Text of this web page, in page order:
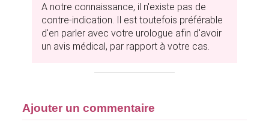
A notre connaissance, il n'existe pas de
contre-indication. Il est toutefois préférable
d'en parler avec votre urologue afin d'avoir
un avis médical, par rapport à votre cas.
Ajouter un commentaire